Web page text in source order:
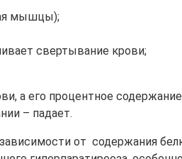
мышцы);
свертывание крови;
а его процентное
– падает.
от содержания